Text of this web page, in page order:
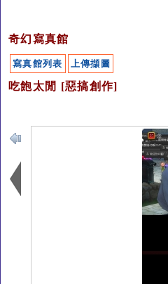
奇幻寫真館
寫真館列表 上傳擷圖
吃飽太閒 [惡搞創作]